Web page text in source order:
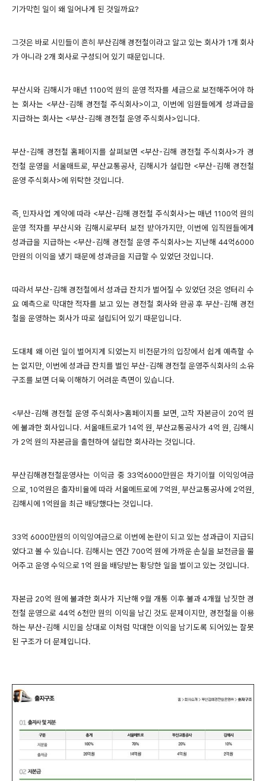
기가막힌 일이 왜 일어나게 된 것일까요?
그것은 바로 시민들이 흔히 부산김해 경전철이라고 알고 있는 회사가 1개 회사
가 아니라 2개 회사로 구성되어 있기 때문입니다.
부산시와 김해시가 매년 1100억 원의 운영 적자를 세금으로 보전해주어야 하
는 회사는 <부산-김해 경전철 주식회사>이고, 이번에 임원들에게 성과급을
지급하는 회사는 <부산-김해 경전철 운영 주식회사>입니다.
부산-김해 경전철 홈페이지를 살펴보면 <부산-김해 경전철 주식회사>가 경
전철 운영을 서울매트로, 부산교통공사, 김해시가 설립한 <부산-김해 경전철
운영 주식회사>에 위탁한 것입니다.
즉, 민자사업 계약에 따라 <부산-김해 경전철 주식회사>는 매년 1100억 원의
운영 적자를 부산시와 김해시로부터 보전 받아가지만, 이번에 임직원들에게
성과급을 지급하는 <부산-김해 경전철 운영 주식회사>는 지난해 44억6000
만원의 이익을 냈기 때문에 성과금을 지급할 수 있었던 것입니다.
따라서 부산-김해 경전철에서 성과급 잔치가 벌어질 수 있었던 것은 엉터리 수
요 예측으로 막대한 적자를 보고 있는 경전철 회사와 완공 후 부산-김해 경전
철을 운영하는 회사가 따로 설립되어 있기 때문입니다.
도대체 왜 이런 일이 벌어지게 되었는지 비전문가의 입장에서 쉽게 예측할 수
는 없지만, 이번에 성과급 잔치를 벌인 부산-김해 경전철 운영주식회사의 소유
구조를 보면 더욱 이해하기 어려운 측면이 있습니다.
<부산-김해 경전철 운영 주식회사>홈페이지를 보면, 고작 자본금이 20억 원
에 불과한 회사입니다. 서울매트로가 14억 원, 부산교통공사가 4억 원, 김해시
가 2억 원의 자본금을 출현하여 설립한 회사라는 것입니다.
부산김해경전철운영사는 이익금 중 33억6000만원은 차기이월 이익잉여금
으로, 10억원은 출자비율에 따라 서울메트로에 7억원, 부산교통공사에 2억원,
김해시에 1억원을 최근 배당했다는 것입니다.
33억 6000만원의 이익잉여금으로 이번에 논란이 되고 있는 성과급이 지급되
었다고 볼 수 있습니다. 김해시는 연간 700억 원에 가까운 손실을 보전금을 물
어주고 운영 수익으로 1억 원을 배당받는 황당한 일을 벌이고 있는 것입니다.
자본금 20억 원에 불과한 회사가 지난해 9월 개통 이후 불과 4개월 남짓한 경
전철 운영으로 44억 6천만 원의 이익을 남긴 것도 문제이지만, 경전철을 이용
하는 부산-김해 시민을 상대로 이처럼 막대한 이익을 남기도록 되어있는 잘못
된 구조가 더 문제입니다.